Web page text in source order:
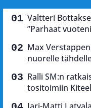
Valtteri
”Parhaat
Max
nuorelle
Ralli SM:n
tositoimiin